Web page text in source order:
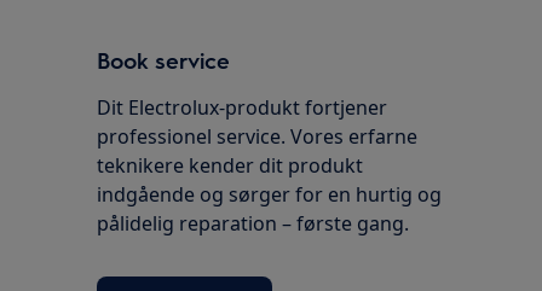
Book service
Dit Electrolux-produkt fortjener
professionel service. Vores erfarne
teknikere kender dit produkt
indgående og sørger for en hurtig og
pålidelig reparation – første gang.